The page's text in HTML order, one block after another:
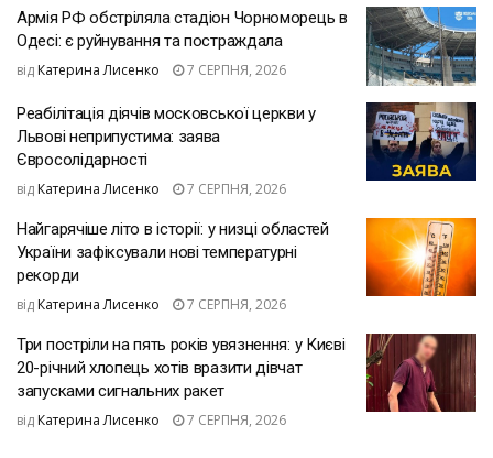
Армія РФ обстріляла стадіон Чорноморець в
Одесі: є руйнування та постраждала
від Катерина Лисенко 7 СЕРПНЯ, 2026
Реабілітація діячів московської церкви у
Львові неприпустима: заява
Євросолідарності
від Катерина Лисенко 7 СЕРПНЯ, 2026
Найгарячіше літо в історії: у низці областей
України зафіксували нові температурні
рекорди
від Катерина Лисенко 7 СЕРПНЯ, 2026
Три постріли на пять років увязнення: у Києві
20-річний хлопець хотів вразити дівчат
запусками сигнальних ракет
від Катерина Лисенко 7 СЕРПНЯ, 2026